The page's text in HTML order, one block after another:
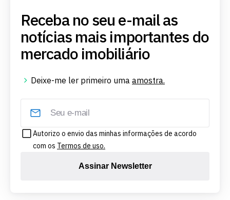
Receba no seu e-mail as
notícias mais importantes do
mercado imobiliário
Deixe-me ler primeiro uma amostra.
Autorizo o envio das minhas informações de acordo
com os Termos de uso.
Assinar Newsletter